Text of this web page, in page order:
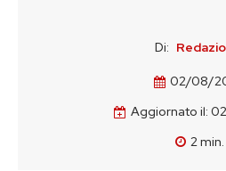
Di:
02/08/
Aggiornato il:
2min.